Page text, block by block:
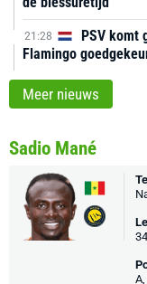
21:28
PSV komt
Flamingo
Meer nieuws
Sadio Mané